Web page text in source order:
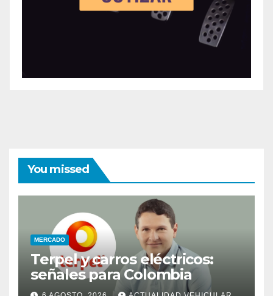
You missed
MERCADO
Terpel y carros eléctricos:
señales para Colombia